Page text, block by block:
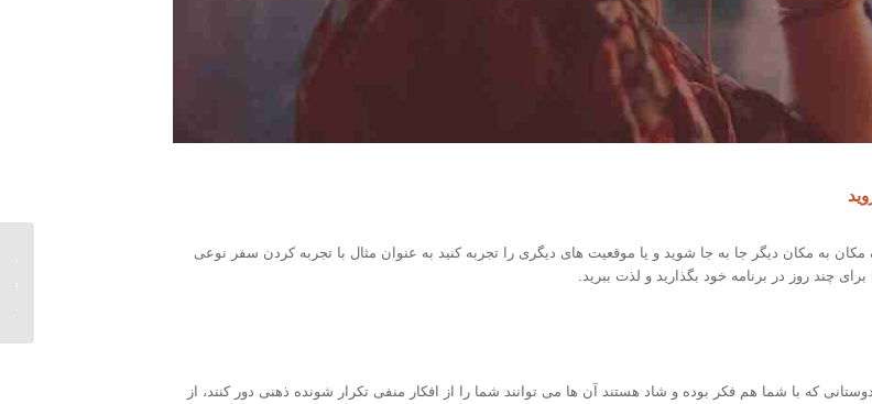
به مکان دیگر جا به جا شوید و یا موقعیت های دیگری را تجربه کنید به عنوان مثال با تجربه کردن سفر نوعی
چند روز در برنامه خود بگذارید و لذت ببرید.
که با شما هم فکر بوده و شاد هستند آن ها می توانند شما را از افکار منفی تکرار شونده ذهنی دور کنند، از